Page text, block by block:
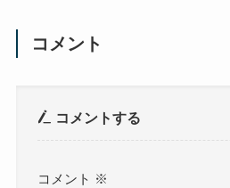
コメント
コメントする
コメント ※